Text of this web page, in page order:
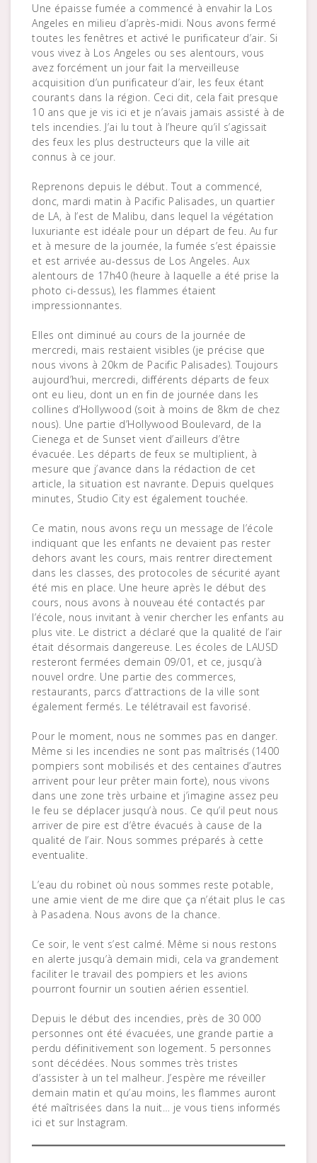
Une épaisse fumée a commencé à envahir la Los
Angeles en milieu d’après-midi. Nous avons fermé
toutes les fenêtres et activé le purificateur d’air. Si
vous vivez à Los Angeles ou ses alentours, vous
avez forcément un jour fait la merveilleuse
acquisition d’un purificateur d’air, les feux étant
courants dans la région. Ceci dit, cela fait presque
10 ans que je vis ici et je n’avais jamais assisté à de
tels incendies. J’ai lu tout à l’heure qu’il s’agissait
des feux les plus destructeurs que la ville ait
connus à ce jour.
Reprenons depuis le début. Tout a commencé,
donc, mardi matin à Pacific Palisades, un quartier
de LA, à l’est de Malibu, dans lequel la végétation
luxuriante est idéale pour un départ de feu. Au fur
et à mesure de la journée, la fumée s’est épaissie
et est arrivée au-dessus de Los Angeles. Aux
alentours de 17h40 (heure à laquelle a été prise la
photo ci-dessus), les flammes étaient
impressionnantes.
Elles ont diminué au cours de la journée de
mercredi, mais restaient visibles (je précise que
nous vivons à 20km de Pacific Palisades). Toujours
aujourd’hui, mercredi, différents départs de feux
ont eu lieu, dont un en fin de journée dans les
collines d’Hollywood (soit à moins de 8km de chez
nous). Une partie d’Hollywood Boulevard, de la
Cienega et de Sunset vient d’ailleurs d’être
évacuée. Les départs de feux se multiplient, à
mesure que j’avance dans la rédaction de cet
article, la situation est navrante. Depuis quelques
minutes, Studio City est également touchée.
Ce matin, nous avons reçu un message de l’école
indiquant que les enfants ne devaient pas rester
dehors avant les cours, mais rentrer directement
dans les classes, des protocoles de sécurité ayant
été mis en place. Une heure après le début des
cours, nous avons à nouveau été contactés par
l’école, nous invitant à venir chercher les enfants au
plus vite. Le district a déclaré que la qualité de l’air
était désormais dangereuse. Les écoles de LAUSD
resteront fermées demain 09/01, et ce, jusqu’à
nouvel ordre. Une partie des commerces,
restaurants, parcs d’attractions de la ville sont
également fermés. Le télétravail est favorisé.
Pour le moment, nous ne sommes pas en danger.
Même si les incendies ne sont pas maîtrisés (1400
pompiers sont mobilisés et des centaines d’autres
arrivent pour leur prêter main forte), nous vivons
dans une zone très urbaine et j’imagine assez peu
le feu se déplacer jusqu’à nous. Ce qu’il peut nous
arriver de pire est d’être évacués à cause de la
qualité de l’air. Nous sommes préparés à cette
eventualite.
L’eau du robinet où nous sommes reste potable,
une amie vient de me dire que ça n’était plus le cas
à Pasadena. Nous avons de la chance.
Ce soir, le vent s’est calmé. Même si nous restons
en alerte jusqu’à demain midi, cela va grandement
faciliter le travail des pompiers et les avions
pourront fournir un soutien aérien essentiel.
Depuis le début des incendies, près de 30 000
personnes ont été évacuées, une grande partie a
perdu définitivement son logement. 5 personnes
sont décédées. Nous sommes très tristes
d’assister à un tel malheur. J’espère me réveiller
demain matin et qu’au moins, les flammes auront
été maîtrisées dans la nuit… je vous tiens informés
ici et sur Instagram.